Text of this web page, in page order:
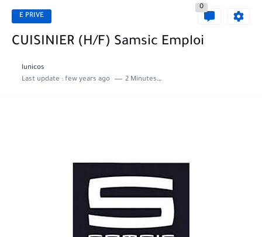
E PRIVE
0
CUISINIER (H/F) Samsic Emploi
lunicos
Last update : few years ago 2 Minutes to read